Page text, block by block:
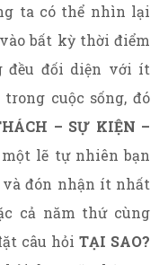
ta có thể nhìn lại
bất kỳ thời điểm
đều đối diện với ít
cuộc sống, đó
– SỰ KIỆN –
lẽ tự nhiên bạn
và đón nhận ít nhất
cả năm thứ cùng
câu hỏiTẠI SAO?